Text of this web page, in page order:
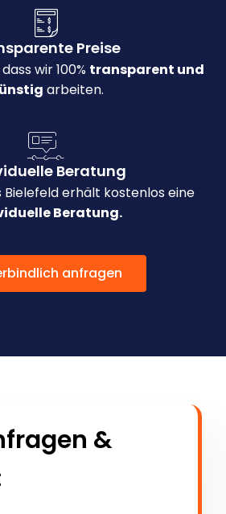
Preise
wir 100% transparent und
arbeiten.
Beratung
Bielefeld erhält kostenlos eine
Beratung.
anfragen
&